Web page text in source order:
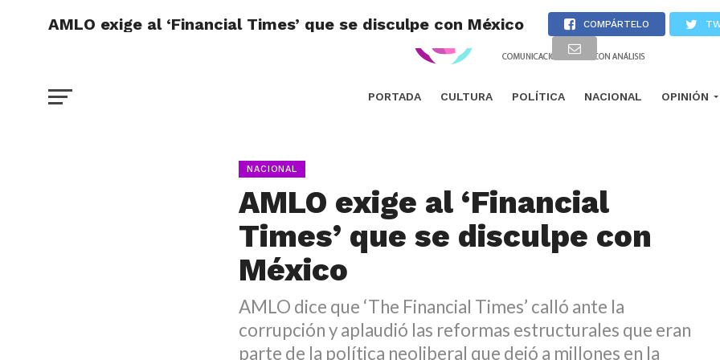
PORTADA CULTURA POLÍTICA NACIONAL OPINIÓN
AMLO exige al ‘Financial Times’ que se disculpe con México COMPÁRTELO
NACIONAL
AMLO exige al ‘Financial
Times’ que se disculpe con
México
AMLO dice que ‘The Financial Times’ calló ante la
corrupción y aplaudió las reformas estructurales que eran
parte de la política neoliberal que dejó a millones en la